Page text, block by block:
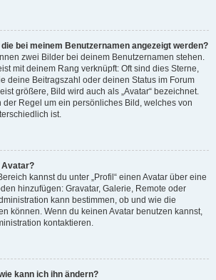
bei meinem Benutzernamen angezeigt werden?
zwei Bilder bei deinem Benutzernamen stehen.
mit deinem Rang verknüpft: Oft sind dies Sterne,
deine Beitragszahl oder deinen Status im Forum
größere, Bild wird auch als „Avatar“ bezeichnet.
der Regel um ein persönliches Bild, welches von
ist.
Avatar?
kannst du unter „Profil“ einen Avatar über eine
hinzufügen: Gravatar, Galerie, Remote oder
kann bestimmen, ob und wie die
können. Wenn du keinen Avatar benutzen kannst,
kontaktieren.
kann ich ihn ändern?